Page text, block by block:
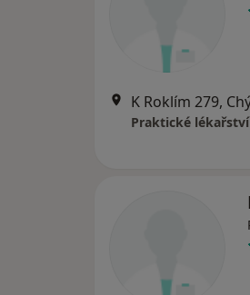
K Roklím 279,
Praktické